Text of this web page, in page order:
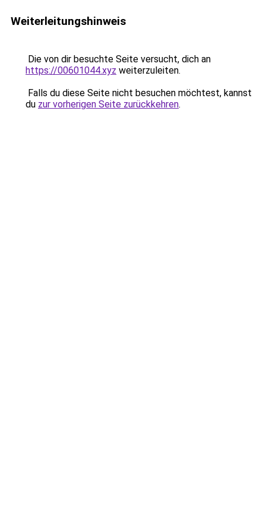
Weiterleitungshinweis
Die von dir besuchte Seite versucht, dich an
https://00601044.xyz weiterzuleiten.
Falls du diese Seite nicht besuchen möchtest, kannst
du zur vorherigen Seite zurückkehren.